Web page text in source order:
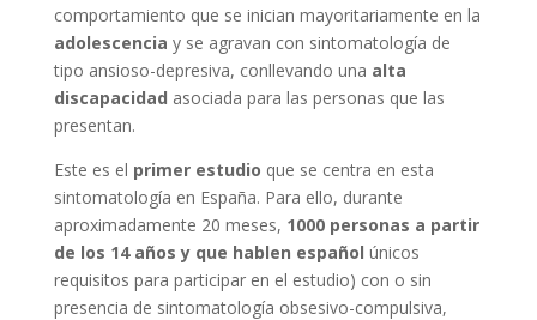
comportamiento que se inician mayoritariamente en la
adolescencia y se agravan con sintomatología de
tipo ansioso-depresiva, conllevando una alta
discapacidad asociada para las personas que las
presentan.
Este es el primer estudio que se centra en esta
sintomatología en España. Para ello, durante
aproximadamente 20 meses, 1000 personas a partir
de los 14 años y que hablen español únicos
requisitos para participar en el estudio) con o sin
presencia de sintomatología obsesivo-compulsiva,